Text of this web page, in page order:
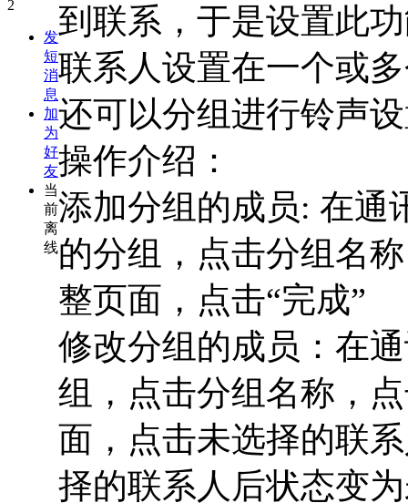
发
短
消
息
加
为
好
友
当
前
离
线
到联系，于是设置此
联系人设置在一个或
还可以分组进行铃声
操作介绍：
添加分组的成员: 在通
的分组，点击分组名
整页面，点击“完成”
修改分组的成员：在
组，点击分组名称，
面，点击未选择的联
择的联系人后状态变